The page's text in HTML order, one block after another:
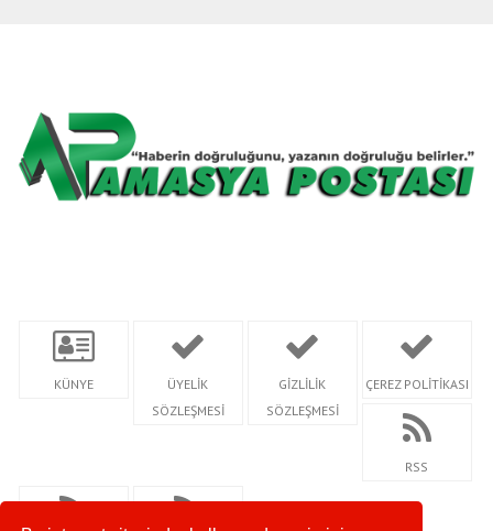
KÜNYE
ÜYELİK
SÖZLEŞMESİ
GİZLİLİK
SÖZLEŞMESİ
ÇEREZ POLİTİKASI
RSS